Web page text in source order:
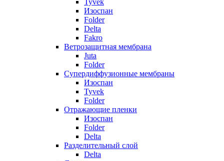
Tyvek
Изоспан
Folder
Delta
Fakro
Ветрозащитная мембрана
Juta
Folder
Супердиффузионные мембраны
Изоспан
Tyvek
Folder
Отражающие пленки
Изоспан
Folder
Delta
Разделительный слой
Delta